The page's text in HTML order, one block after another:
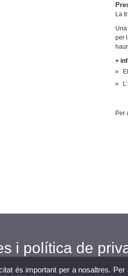
La
per
+
El
Per
i política de
és important per a nosaltres.